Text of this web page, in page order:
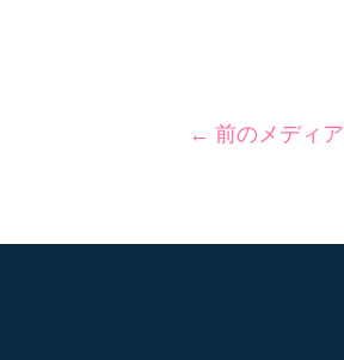
← 前のメディア